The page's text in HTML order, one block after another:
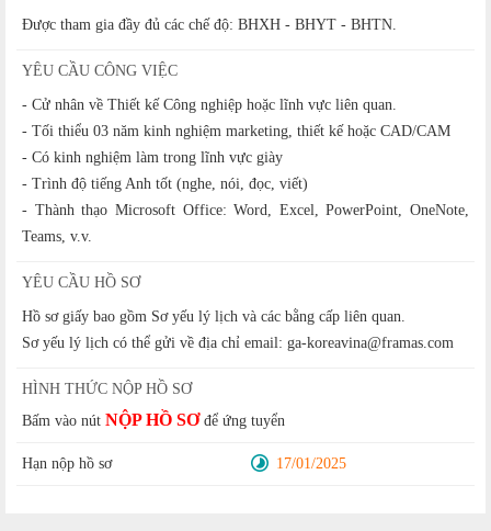
Được tham gia đầy đủ các chế độ: BHXH - BHYT - BHTN.
YÊU CẦU CÔNG VIỆC
- Cử nhân về Thiết kế Công nghiệp hoặc lĩnh vực liên quan.
- Tối thiểu 03 năm kinh nghiệm marketing, thiết kế hoặc CAD/CAM
- Có kinh nghiệm làm trong lĩnh vực giày
- Trình độ tiếng Anh tốt (nghe, nói, đọc, viết)
- Thành thạo Microsoft Office: Word, Excel, PowerPoint, OneNote,
Teams, v.v.
YÊU CẦU HỒ SƠ
Hồ sơ giấy bao gồm Sơ yếu lý lịch và các bằng cấp liên quan.
Sơ yếu lý lịch có thể gửi về địa chỉ email: ga-koreavina@framas.com
HÌNH THỨC NỘP HỒ SƠ
Bấm vào nút NỘP HỒ SƠđể ứng tuyển
Hạn nộp hồ sơ 17/01/2025